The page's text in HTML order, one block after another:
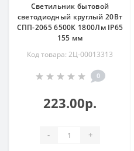
Светильник бытовой
светодиодный круглый 20Вт
СПП-2065 6500К 1800Лм IP65
155 мм
Код товара: 2Ц-00013313
0
223.00р.
- +